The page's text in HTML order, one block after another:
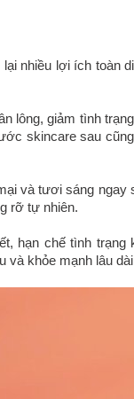
nhiều lợi ích toàn
lông, giảm tình
skincare sau
và tươi sáng ngay
rỡ tự nhiên.
hạn chế tình trạng
và khỏe mạnh lâu